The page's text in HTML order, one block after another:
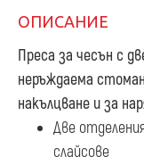
ОПИСАНИЕ
Преса за чесън с
неръждаема
накълцване и за
Две
слайсове